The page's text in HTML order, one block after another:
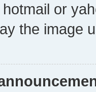
or
the image